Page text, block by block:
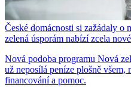
České domácnosti si zažádaly o
zelená úsporám nabízí zcela
Nová podoba programu Nová
už neposílá peníze plošně
financování a pomoc.